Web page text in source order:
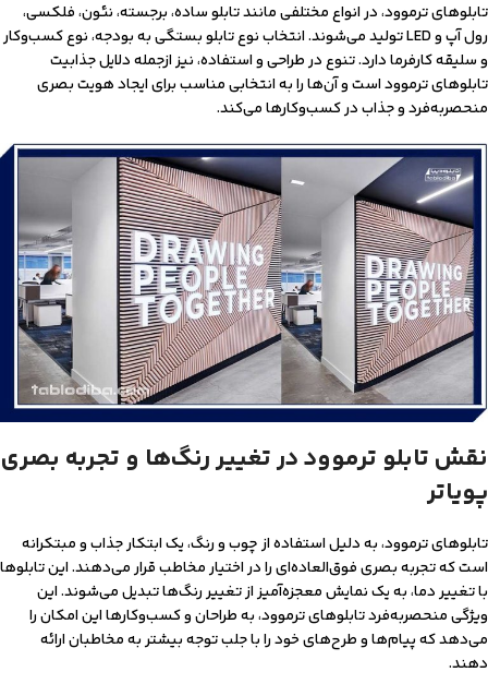
تابلوهای ترموود، در انواع مختلفی مانند تابلو ساده، برجسته، نئون، فلکسی،
رول آپ و LED تولید می‌شوند. انتخاب نوع تابلو بستگی به بودجه، نوع کسب‌وکار
و سلیقه کارفرما دارد. تنوع در طراحی و استفاده، نیز ازجمله دلایل جذابیت
تابلوهای ترموود است و آن‌ها را به انتخابی مناسب برای ایجاد هویت بصری
منحصر‌به‌فرد و جذاب در کسب‌وکارها می‌کند.
نقش تابلو ترموود در تغییر رنگ‌ها و تجربه بصری
پویاتر
تابلوهای ترموود، به دلیل استفاده از چوب و رنگ، یک ابتکار جذاب و مبتکرانه
است که تجربه بصری فوق‌العاده‌ای را در اختیار مخاطب قرار می‌دهند. این تابلوها
با تغییر دما، به یک نمایش معجزه‌آمیز از تغییر رنگ‌ها تبدیل می‌شوند. این
ویژگی منحصربه‌فرد تابلوهای ترموود، به طراحان و کسب‌وکارها این امکان را
می‌دهد که پیام‌ها و طرح‌های خود را با جلب توجه بیشتر به مخاطبان ارائه
دهند.